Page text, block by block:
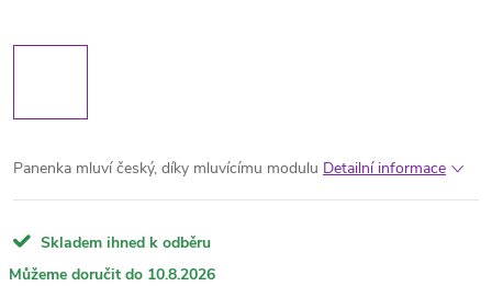
Panenka mluví český, díky mluvícímu modulu Detailní informace
Skladem ihned k odběru
10.8.2026